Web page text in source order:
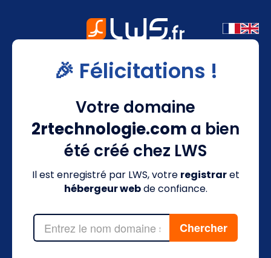
🎉 Félicitations !
Votre domaine
2rtechnologie.com a bien
été créé chez LWS
Il est enregistré par LWS, votre registraret
hébergeur webde confiance.